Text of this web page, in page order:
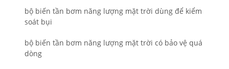
bộ biến tần bơm năng lượng mặt trời dùng để kiểm
soát bụi
bộ biến tần bơm năng lượng mặt trời có bảo vệ quá
dòng